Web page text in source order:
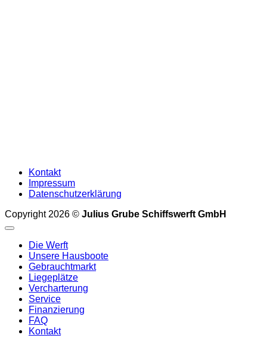
Kontakt
Impressum
Datenschutzerklärung
Copyright 2026 © Julius Grube Schiffswerft GmbH
Die Werft
Unsere Hausboote
Gebrauchtmarkt
Liegeplätze
Vercharterung
Service
Finanzierung
FAQ
Kontakt